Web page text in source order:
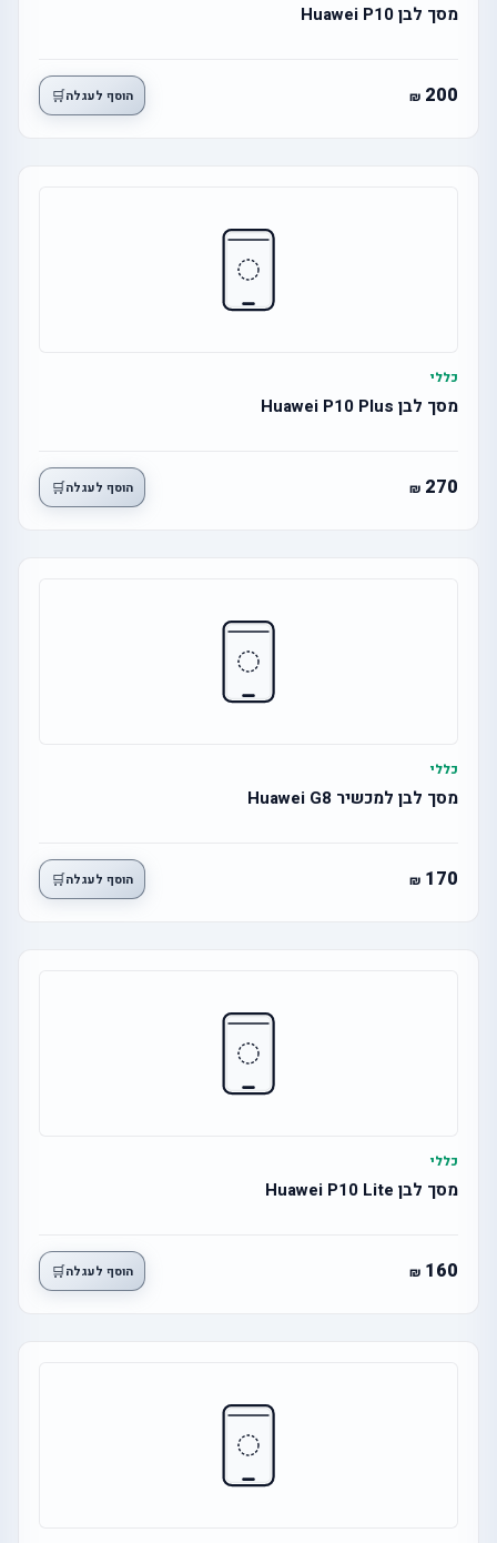
מסך לבן Huawei P10
200 הוסף לעגלה🛒
כללי
מסך לבן Huawei P10 Plus
270 הוסף לעגלה🛒
כללי
מסך לבן למכשיר Huawei G8
170 הוסף לעגלה🛒
כללי
מסך לבן Huawei P10 Lite
160 הוסף לעגלה🛒